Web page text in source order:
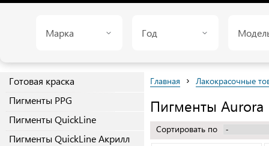
Марка Год
Готовая краска
Пигменты PPG
Пигменты QuickLine
Пигменты QuickLine Aкрилл
Главная › Лакокрасочные
Пигменты Aurora
Сортировать по